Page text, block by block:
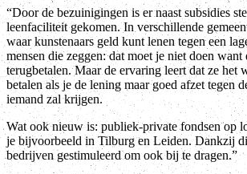
“Door de bezuinigingen is er naast subsidies
leenfaciliteit gekomen. In verschillende
waar kunstenaars geld kunt lenen tegen een
mensen die zeggen: dat moet je niet doen
terugbetalen. Maar de ervaring leert dat ze het
betalen als je de lening maar goed afzet tegen
iemand zal krijgen.
Wat ook nieuw is: publiek-private fondsen op
je bijvoorbeeld in Tilburg en Leiden. Dankzij
bedrijven gestimuleerd om ook bij te dragen.”